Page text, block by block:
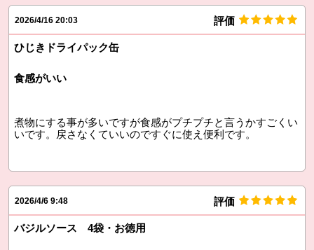
2026/4/16 20:03 評価
ひじきドライパック缶
食感がいい
煮物にする事が多いですが食感がプチプチと言うかすごくい
いです。戻さなくていいのですぐに使え便利です。
2026/4/6 9:48 評価
バジルソース 4袋・お徳用